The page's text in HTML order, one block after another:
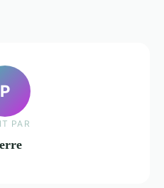
P
PAR